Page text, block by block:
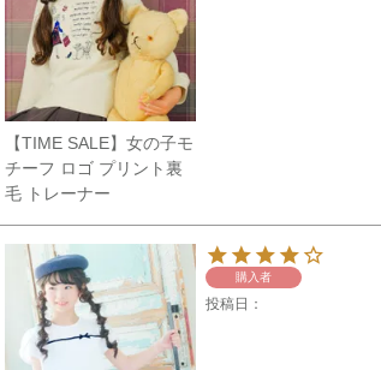
【TIME SALE】女の子モ
チーフ ロゴ プリント裏
毛 トレーナー
購入者
投稿日